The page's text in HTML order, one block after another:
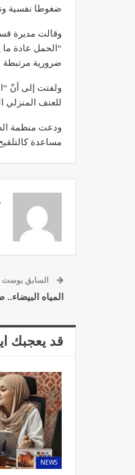
ضغوطا نفسية
وقالت مديرة
“الحمل عادة
ضرورية مرتبطة
ولفتت إلى أنّ
للعنف المنزلي
ودعت منظمة
مساعدة
السابق بوست
المياه
قد يعجبك
NEWS